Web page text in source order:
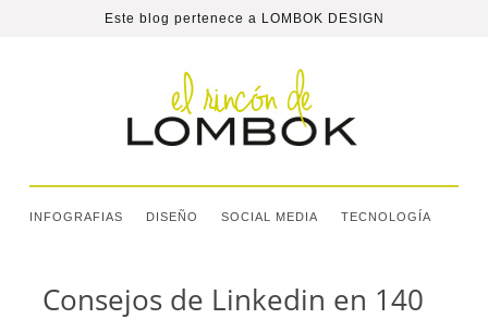
Este blog pertenece a LOMBOK DESIGN
INFOGRAFIAS DISEÑO SOCIAL MEDIA TECNOLOGÍA
Consejos de Linkedin en 140